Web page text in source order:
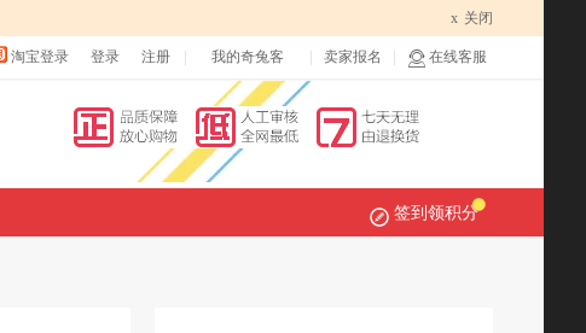
x 关闭
淘宝登录 登录 注册 我的奇兔客 卖家报名 在线客服
签到领积分